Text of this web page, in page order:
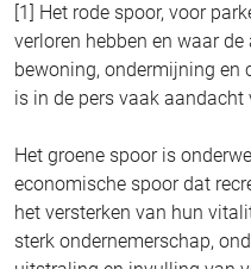
[1] Het rode spoor, voor
verloren hebben en waar
bewoning, ondermijning
is in de pers vaak aandacht
Het groene spoor is
economische spoor dat
het versterken van hun
sterk ondernemerschap,